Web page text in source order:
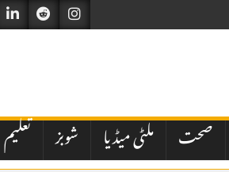
صحت ملٹی میڈیا شوبز تعلیم